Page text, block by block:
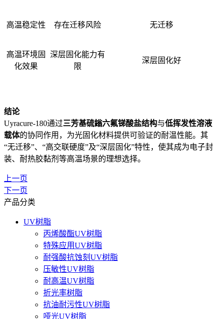
高温稳定性 存在迁移风险 无迁移
高温环境固
化效果
深层固化能力有
限
深层固化好
结论
Uyracure-180通过三芳基硫鎓六氟锑酸盐结构与低挥发性溶液
载体的协同作用，为光固化材料提供可验证的耐温性能。其
“无迁移”、“高交联硬度”及“深层固化”特性，使其成为电子封
装、耐热胶黏剂等高温场景的理想选择。
上一页
下一页
产品分类
UV树脂
丙烯酸酯UV树脂
特殊应用UV树脂
耐强酸抗蚀刻UV树脂
压敏性UV树脂
耐高温UV树脂
折光率树脂
抗油耐污性UV树脂
哑光UV树脂